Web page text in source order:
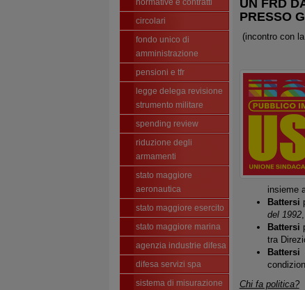
normative e contratti
circolari
fondo unico di
amministrazione
pensioni e tfr
legge delega revisione
strumento militare
spending review
riduzione degli
armamenti
stato maggiore
aeronautica
stato maggiore esercito
stato maggiore marina
agenzia industrie difesa
difesa servizi spa
sistema di misurazione
UN FRD
PRESSO
(incontro con
insieme
Battersi
del 1992,
Battersi
tra
Battersi
Chi fa politica?